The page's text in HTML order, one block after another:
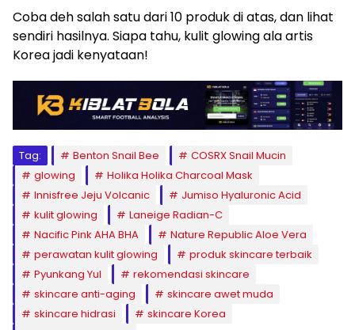
Coba deh salah satu dari 10 produk di atas, dan lihat
sendiri hasilnya. Siapa tahu, kulit glowing ala artis
Korea jadi kenyataan!
Tag: Benton Snail Bee
COSRX Snail Mucin
glowing
Holika Holika Charcoal Mask
Innisfree Jeju Volcanic
Jumiso Hyaluronic Acid
kulit glowing
Laneige Radian-C
Nacific Pink AHA BHA
Nature Republic Aloe Vera
perawatan kulit glowing
produk skincare terbaik
Pyunkang Yul
rekomendasi skincare
skincare anti-aging
skincare awet muda
skincare hidrasi
skincare Korea